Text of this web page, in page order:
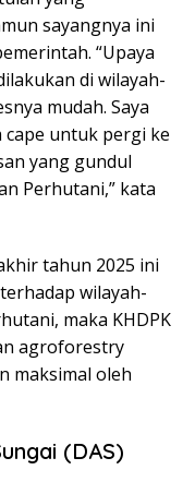
sayangnya ini
“Upaya
di wilayah-
mudah. Saya
untuk pergi ke
yang gundul
Perhutani,” kata
tahun 2025 ini
wilayah-
maka KHDPK
agroforestry
maksimal oleh
(DAS)